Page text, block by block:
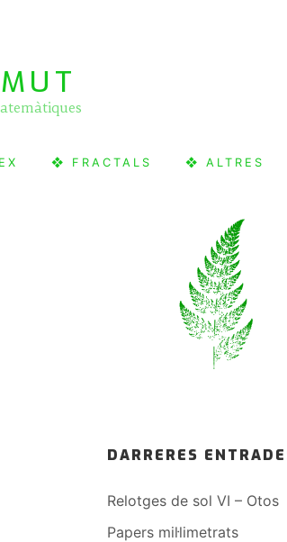
❖ FRACTALS ❖ ALTRES
DARRERES
Relotges de sol VI – Otos
Papers mil·limetrats